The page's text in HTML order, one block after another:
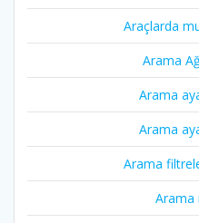
Araçlarda
Arama
Arama
Arama
Arama
Arama